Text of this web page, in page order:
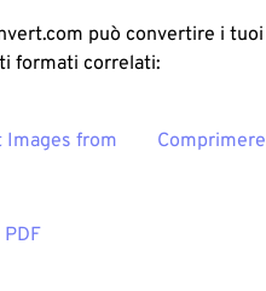
può convertire i
formati correlati:
Images from